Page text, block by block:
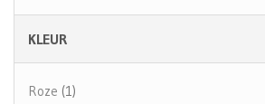
KLEUR
Roze (1)